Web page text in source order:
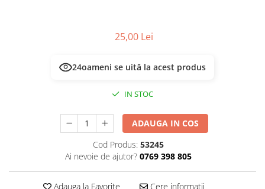
25,00 Lei
24oameni se uită la acest produs
IN STOC
ADAUGA IN COS
Cod Produs: 53245
Ai nevoie de ajutor? 0769 398 805
Adauga la Favorite Cere informatii